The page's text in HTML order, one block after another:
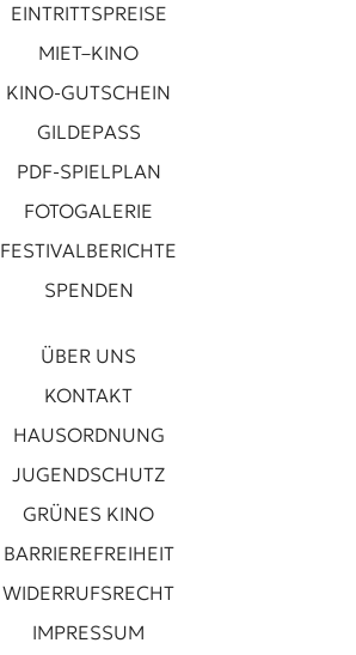
EINTRITTSPREISE
MIET–KINO
KINO-GUTSCHEIN
GILDEPASS
PDF-SPIELPLAN
FOTOGALERIE
FESTIVALBERICHTE
SPENDEN
ÜBER UNS
KONTAKT
HAUSORDNUNG
JUGENDSCHUTZ
GRÜNES KINO
BARRIEREFREIHEIT
WIDERRUFSRECHT
IMPRESSUM